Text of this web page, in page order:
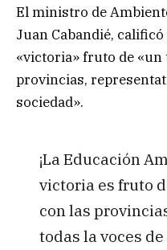
El ministro de
Juan Cabandié,
«victoria» fruto de «un
provincias,
sociedad».
¡La Educación
victoria es fruto
con las
todas la voces